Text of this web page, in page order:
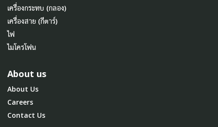
เครื่องกระทบ (กลอง)
เครื่องสาย (กีตาร์)
ไฟ
ไมโครโฟน
About us
About Us
Careers
Contact Us